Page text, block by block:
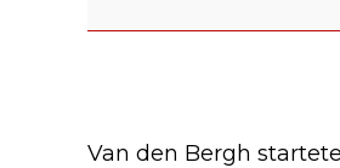
Van den Bergh